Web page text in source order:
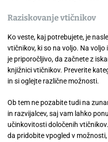
Raziskovanje vtičnikov
Ko veste, kaj potrebujete, je
vtičnikov, ki so na voljo. Na
je priporočljivo, da začnete z
knjižnici vtičnikov. Preverite
in si oglejte različne možnosti.
Ob tem ne pozabite tudi na
in razvijalcev, saj vam lahko
učinkovitosti določenih
da pridobite vpogled v